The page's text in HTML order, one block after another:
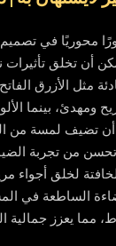
محوريًا في
أن تخلق تأثيرات
مثل الأزرق
بينما
أن تضيف لمسة من
تحسن من تجربة
لخلق أجواء
الساطعة في
مما يعزز جمالية